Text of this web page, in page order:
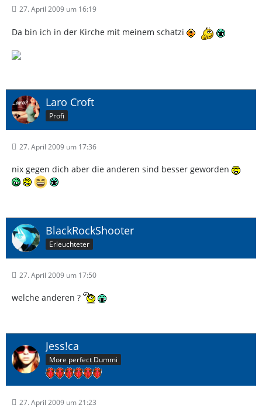
27. April 2009 um 16:19
Da bin ich in der Kirche mit meinem schatzi
Laro Croft
Profi
27. April 2009 um 17:36
nix gegen dich aber die anderen sind besser geworden
BlackRockShooter
Erleuchteter
27. April 2009 um 17:50
welche anderen ?
Jess!ca
More perfect Dummi
27. April 2009 um 21:23